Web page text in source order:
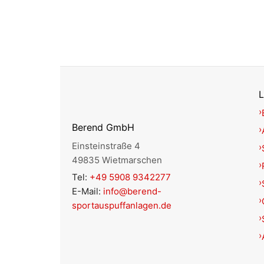
Berend GmbH
Einsteinstraße 4
49835 Wietmarschen
Tel: +49 5908 9342277
E-Mail: info@berend-
sportauspuffanlagen.de